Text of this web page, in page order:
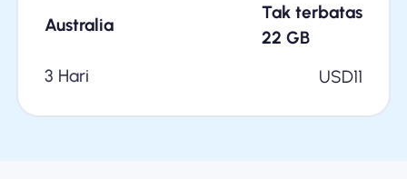
Australia
Tak terbatas
22 GB
3 Hari
USD11